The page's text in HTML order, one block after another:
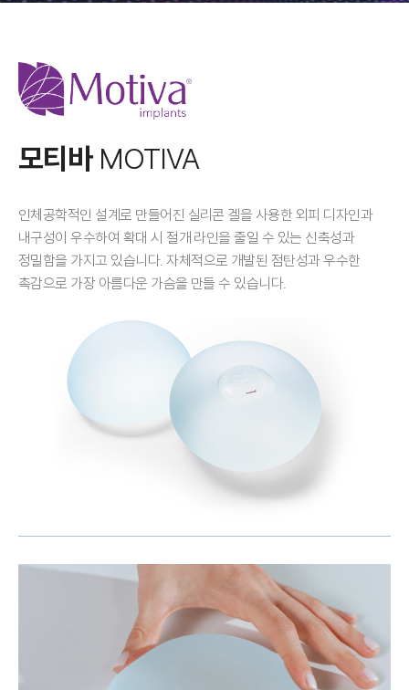
모티바MOTIVA
인체공학적인 설계로 만들어진 실리콘 겔을 사용한 외피 디자인과
내구성이 우수하여 확대 시 절개 라인을 줄일 수 있는 신축성과
정밀함을 가지고 있습니다.자체적으로 개발된 점탄성과 우수한
촉감으로 가장 아름다운 가슴을 만들 수 있습니다.